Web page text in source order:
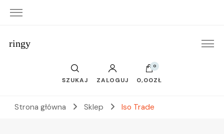
ringy
SZUKAJ ZALOGUJ
0
0,00ZŁ
Strona główna Sklep Iso Trade